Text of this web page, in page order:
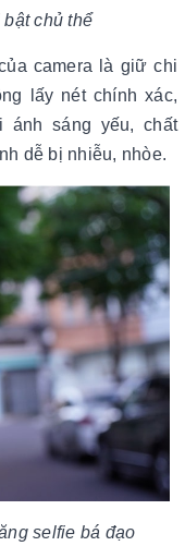
chủ thể
camera là giữ chi
lấy nét chính xác,
ánh sáng yếu, chất
dễ bị nhiễu, nhòe.
selfie bá đạo